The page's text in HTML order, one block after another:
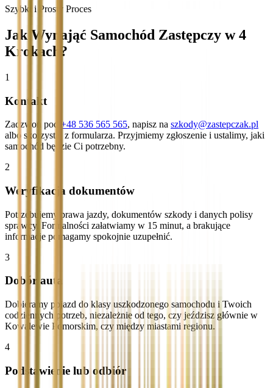
Szybki i Prosty Proces
Jak Wynająć Samochód Zastępczy w 4
Krokach?
1
Kontakt
Zadzwoń pod +48 536 565 565, napisz na szkody@zastepczak.pl
albo skorzystaj z formularza. Przyjmiemy zgłoszenie i ustalimy, jaki
samochód będzie Ci potrzebny.
2
Weryfikacja dokumentów
Potrzebujemy prawa jazdy, dokumentów szkody i danych polisy
sprawcy. Formalności załatwiamy w 15 minut, a brakujące
informacje pomagamy spokojnie uzupełnić.
3
Dobór auta
Dobieramy pojazd do klasy uszkodzonego samochodu i Twoich
codziennych potrzeb, niezależnie od tego, czy jeździsz głównie w
Kowalewie Pomorskim, czy między miastami regionu.
4
Podstawienie lub odbiór